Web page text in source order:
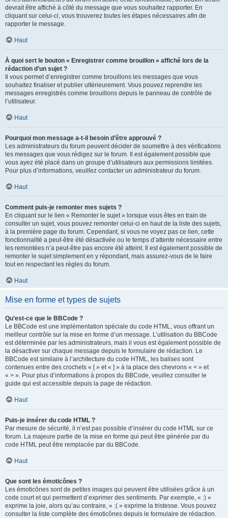
devrait être affiché à côté du message que vous souhaitez rapporter. En
cliquant sur celui-ci, vous trouverez toutes les étapes nécessaires afin de
rapporter le message.
Haut
À quoi sert le bouton « Enregistrer comme brouillon » affiché lors de la
rédaction d’un sujet ?
Il vous permet d’enregistrer comme brouillons les messages que vous
souhaitez finaliser et publier ultérieurement. Vous pouvez reprendre les
messages enregistrés comme brouillons depuis le panneau de contrôle de
l’utilisateur.
Haut
Pourquoi mon message a-t-il besoin d’être approuvé ?
Les administrateurs du forum peuvent décider de soumettre à des vérifications
les messages que vous rédigez sur le forum. Il est également possible que
vous ayez été placé dans un groupe d’utilisateurs aux permissions limitées.
Pour plus d’informations, veuillez contacter un administrateur du forum.
Haut
Comment puis-je remonter mes sujets ?
En cliquant sur le lien « Remonter le sujet » lorsque vous êtes en train de
consulter un sujet, vous pouvez remonter celui-ci en haut de la liste des sujets,
à la première page du forum. Cependant, si vous ne voyez pas ce lien, cette
fonctionnalité a peut-être été désactivée ou le temps d’attente nécessaire entre
les remontées n’a peut-être pas encore été atteint. Il est également possible de
remonter le sujet simplement en y répondant, mais assurez-vous de le faire
tout en respectant les règles du forum.
Haut
Mise en forme et types de sujets
Qu’est-ce que le BBCode ?
Le BBCode est une implémentation spéciale du code HTML, vous offrant un
meilleur contrôle sur la mise en forme d’un message. L’utilisation du BBCode
est déterminée par les administrateurs, mais il vous est également possible de
la désactiver sur chaque message depuis le formulaire de rédaction. Le
BBCode est similaire à l’architecture du code HTML, les balises sont
contenues entre des crochets « [ » et « ] » à la place des chevrons « < » et
« > ». Pour plus d’informations à propos du BBCode, veuillez consulter le
guide qui est accessible depuis la page de rédaction.
Haut
Puis-je insérer du code HTML ?
Par mesure de sécurité, il n’est pas possible d’insérer du code HTML sur ce
forum. La majeure partie de la mise en forme qui peut être générée par du
code HTML peut être remplacée par du BBCode.
Haut
Que sont les émoticônes ?
Les émoticônes sont de petites images qui peuvent être utilisées grâce à un
code court et qui permettent d’exprimer des sentiments. Par exemple, « :) »
exprime la joie, alors qu’au contraire, « :( » exprime la tristesse. Vous pouvez
consulter la liste complète des émoticônes depuis le formulaire de rédaction.